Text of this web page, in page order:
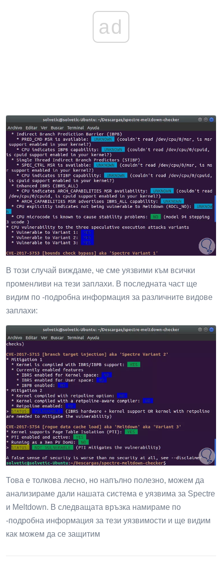
ad
В този случай виждаме, че сме уязвими към всички
променливи на тези заплахи. В последната част ще
видим по -подробна информация за различните видове
заплахи:
Това е толкова лесно, но напълно полезно, можем да
анализираме дали нашата система е уязвима за Spectre
и Meltdown. В следващата връзка намираме по
-подробна информация за тези уязвимости и ще видим
как можем да се защитим